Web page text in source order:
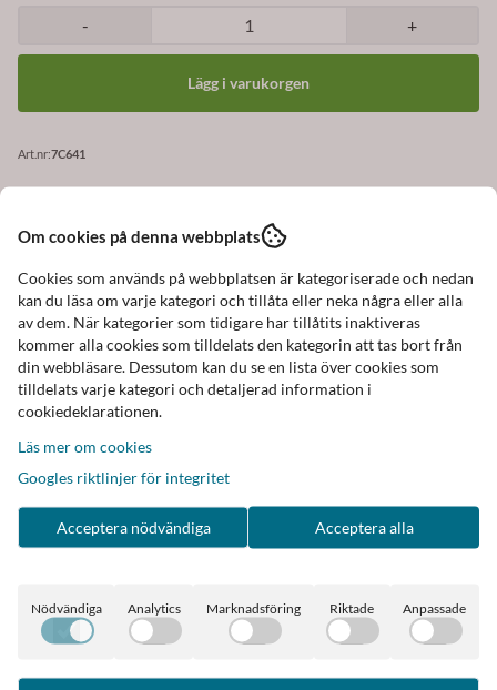
- +
Art.nr:7C641
Beskrivning
Armband Noelle från Dansk Smykkekunst
Pärlor med matt hematitbeläggning.
Elastiskt.
Alla smycken från Dansk Smykkekunst är nickel- och
är belagt med 14-karat guld, sterling silver, hematit eller
rhodium.
Om cookies på denna webbplats
Cookies som används på webbplatsen är kategoriserade och nedan
kan du läsa om varje kategori och tillåta eller neka några eller alla
av dem. När kategorier som tidigare har tillåtits inaktiveras
kommer alla cookies som tilldelats den kategorin att tas bort från
din webbläsare. Dessutom kan du se en lista över cookies som
tilldelats varje kategori och detaljerad information i
cookiedeklarationen.
Läs mer om cookies
Googles riktlinjer för integritet
Acceptera nödvändiga Acceptera alla
Nödvändiga Analytics Marknadsföring Riktade Anpassade